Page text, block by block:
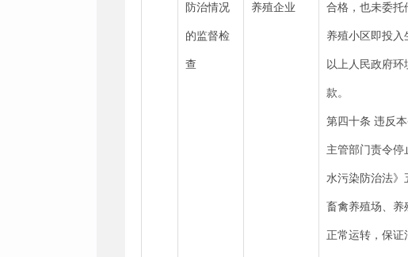
防治情况
的监督检
查
养殖企业 合格，也未委托
养殖小区即投
以上人民政府
款。
第四十条 违反
主管部门责令停
水污染防治法》
畜禽养殖场、养
正常运转，保